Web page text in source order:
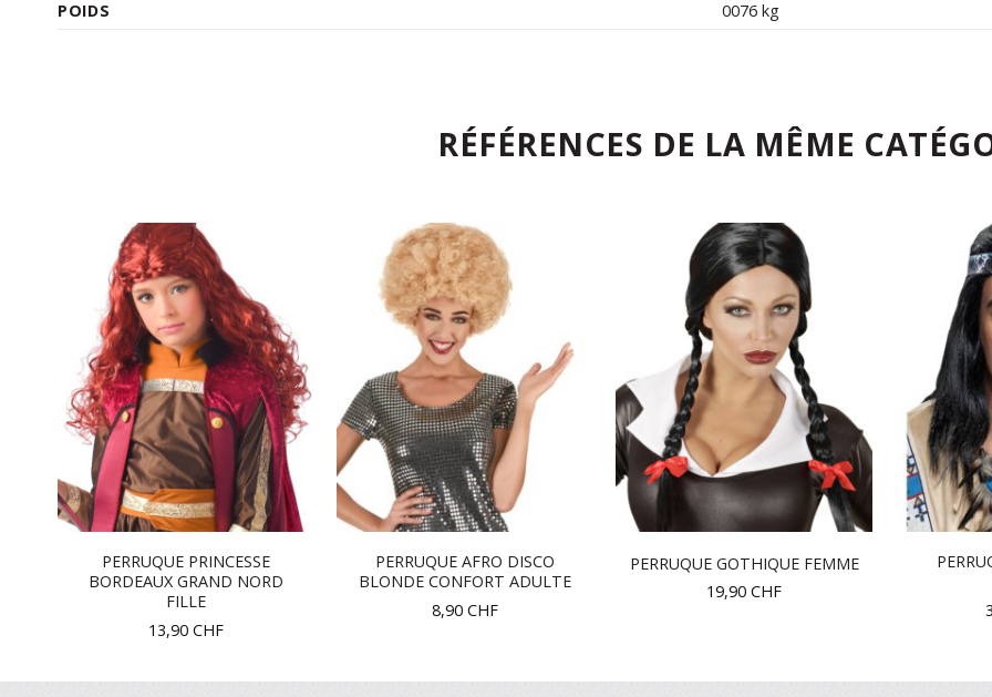
POIDS 0076 kg
RÉFÉRENCES DE LA MÊME
PERRUQUE PRINCESSE
BORDEAUX GRAND NORD
FILLE
13,90 CHF
PERRUQUE AFRO DISCO
BLONDE CONFORT ADULTE
8,90 CHF
PERRUQUE GOTHIQUE FEMME
19,90 CHF